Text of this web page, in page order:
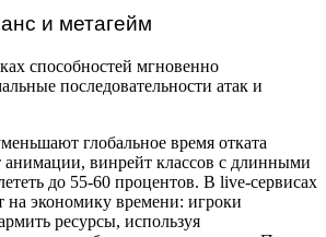
и метагейм
способностей мгновенно
последовательности атак и
глобальное время отката
винрейт классов с длинными
до 55-60 процентов. В live-сервисах
на экономику времени: игроки
ресурсы, используя